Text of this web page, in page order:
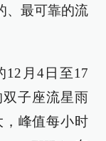
、最可靠的流
12月4日至17
子座流星雨
峰值每小时